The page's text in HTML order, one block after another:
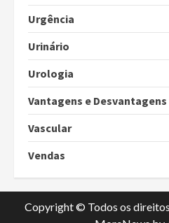
Urgência
Urinário
Urologia
Vantagens e Desvantagens
Vascular
Vendas
Copyright © Todos os